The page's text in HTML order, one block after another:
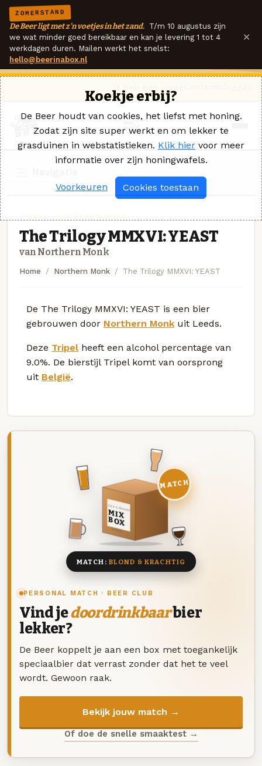
ZOMERSTAND
De Beer ligt met z'n voetjes in het zand. T/m 10 augustus zijn
we wat minder goed bereikbaar en kan je levering 1 tot 4
werkdagen duren. Mailen werkt het snelst:
hello@beerinabox.nl
×
The Trilogy MMXVI: YEAST
van Northern Monk
Home Northern Monk The Trilogy MMXVI: YEAST
De The Trilogy MMXVI: YEAST is een bier
gebrouwen door Northern Monk uit Leeds.
Deze Tripel heeft een alcohol percentage van
9.0%. De bierstijl Tripel komt van oorsprong
uit België.
PERSONAL MATCH · BEER CLUB
Vind jedoordrinkbaarbier
lekker?
De Beer koppelt je aan een box met toegankelijk
speciaalbier dat verrast zonder dat het te veel
wordt. Gewoon raak.
Bekijk jouw match →
Of doe de snelle smaaktest →
DEZE MAAND
MIX
BOX
8 BIEREN
MATCH
MATCH: BLOND & KRACHTIG
Koekje erbij?
De Beer houdt van cookies, het liefst met honing.
Zodat zijn site super werkt en om lekker te
grasduinen in webstatistieken. Klik hier voor meer
informatie over zijn honingwafels.
Voorkeuren Cookies toestaan